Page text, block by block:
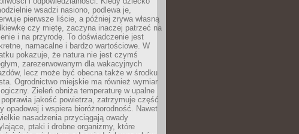
wsadzi nasiono, podlewa je,
pierwsze liście, a później zrywa własną
czy miętę, zaczyna inaczej patrzeć na
i na przyrodę. To doświadczenie jest
namacalne i bardzo wartościowe. W
pokazuje, że natura nie jest czymś
zarezerwowanym dla wakacyjnych
lecz może być obecna także w środku
Ogrodnictwo miejskie ma również wymiar
Zieleń obniża temperaturę w upalne
jakość powietrza, zatrzymuje część
opadowej i wspiera bioróżnorodność. Nawet
nasadzenia przyciągają owady
ptaki i drobne organizmy, które